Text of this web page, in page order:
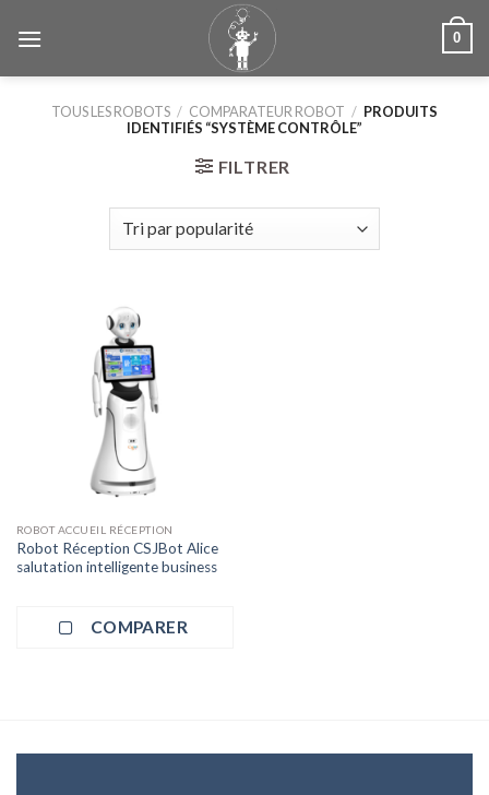
0
TOUS LES ROBOTS / COMPARATEUR ROBOT / PRODUITS
IDENTIFIÉS “SYSTÈME CONTRÔLE”
FILTRER
ROBOT ACCUEIL RÉCEPTION
Robot Réception CSJBot Alice
salutation intelligente business
COMPARER